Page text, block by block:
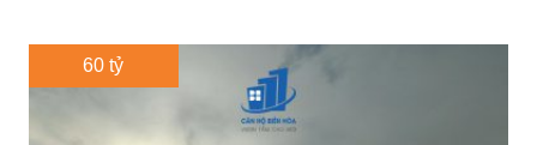
60 tỷ